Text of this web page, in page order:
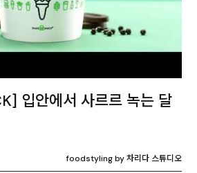
입안에서 사르르 녹는 달
foodstyling by 차리다 스튜디오